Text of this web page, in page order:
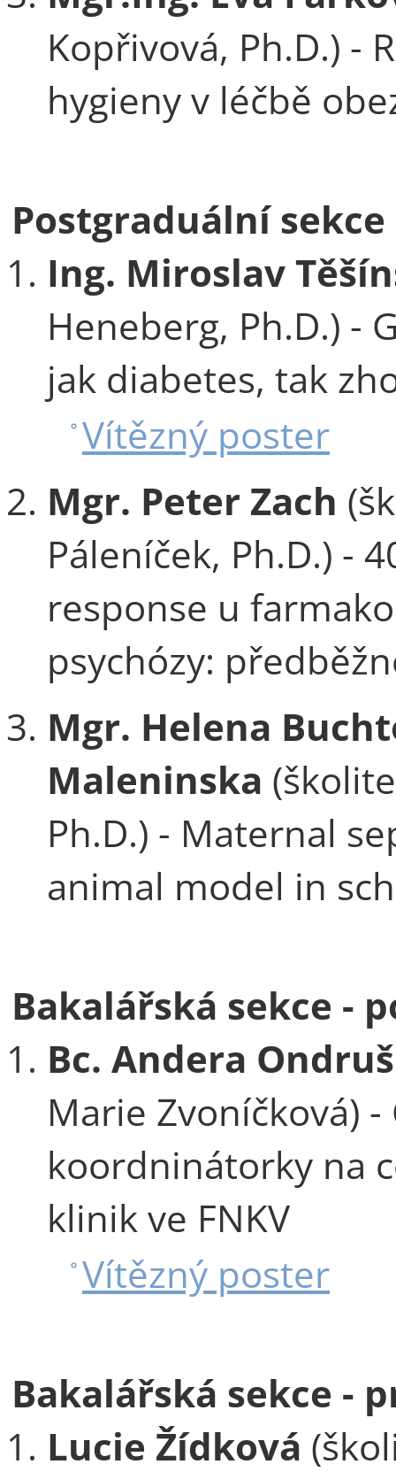
Kopřivová, Ph.D.) -
hygieny v léčbě
Postgraduální
Ing. Miroslav
Heneberg, Ph.D.) -
jak diabetes, tak
Vítězný poster
Mgr. Peter Zach
Páleníček, Ph.D.) -
response u
psychózy:
Mgr. Helena
Maleninska
Ph.D.) - Maternal
animal model in
Bakalářská sekce -
Bc. Andera
Marie Zvoníčková)
koordninátorky na
klinik ve FNKV
Vítězný poster
Bakalářská sekce -
Lucie Žídková